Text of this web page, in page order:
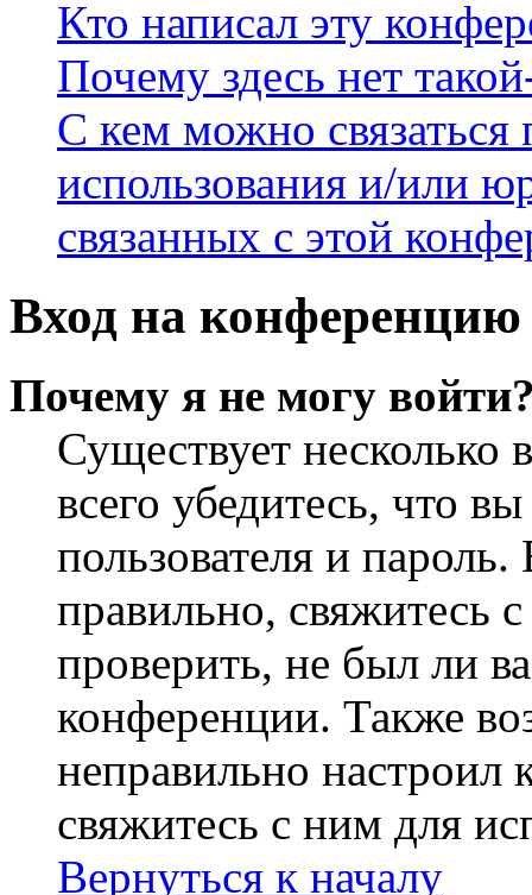
Кто написал эту
Почему здесь нет
С кем можно связаться
использования и/или
связанных с этой
Вход на конференцию
Почему я не могу
Существует
всего убедитесь, что
пользователя и
правильно, свяжитесь
проверить, не был ли
конференции. Также
неправильно
свяжитесь с ним для
Вернуться к началу